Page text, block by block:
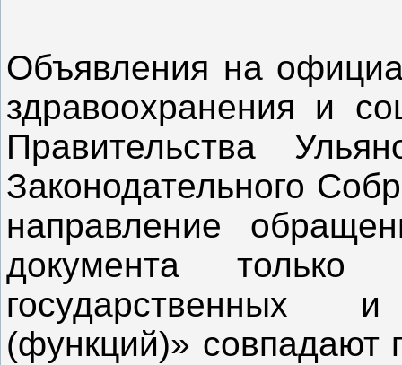
Объявления на
здравоохранения и
Правительства
Законодательного
направление
документа
государственных
(функций)» совпадают